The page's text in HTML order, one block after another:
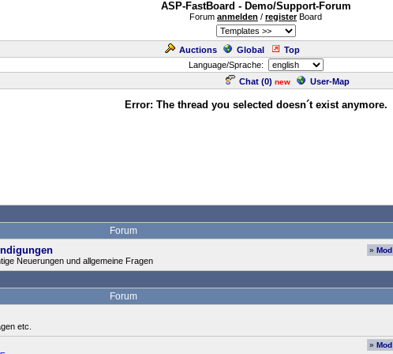
ASP-FastBoard - Demo/Support-Forum
Forum anmelden / registerBoard
Auctions Global Top
Language/Sprache:
Chat (0) new User-Map
Error: The thread you selected doesn´t exist anymore.
Forum
» Mod
Neuerungen und allgemeine Fragen
Forum
etc.
» Mod